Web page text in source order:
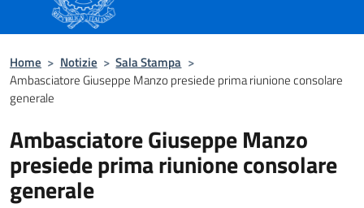
Home > Notizie > Sala Stampa >
Ambasciatore Giuseppe Manzo presiede prima riunione consolare
generale
Ambasciatore Giuseppe Manzo
presiede prima riunione consolare
generale